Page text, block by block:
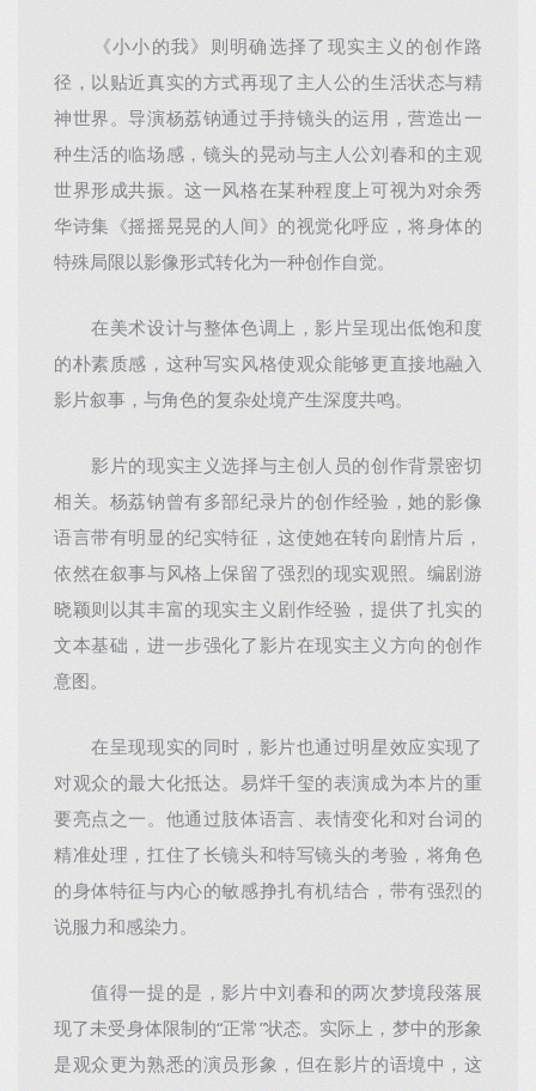
《小小的我》则明确选择了现实主义的创作路
径，以贴近真实的方式再现了主人公的生活状态与精
神世界。导演杨荔钠通过手持镜头的运用，营造出一
种生活的临场感，镜头的晃动与主人公刘春和的主观
世界形成共振。这一风格在某种程度上可视为对余秀
华诗集《摇摇晃晃的人间》的视觉化呼应，将身体的
特殊局限以影像形式转化为一种创作自觉。
在美术设计与整体色调上，影片呈现出低饱和度
的朴素质感，这种写实风格使观众能够更直接地融入
影片叙事，与角色的复杂处境产生深度共鸣。
影片的现实主义选择与主创人员的创作背景密切
相关。杨荔钠曾有多部纪录片的创作经验，她的影像
语言带有明显的纪实特征，这使她在转向剧情片后，
依然在叙事与风格上保留了强烈的现实观照。编剧游
晓颖则以其丰富的现实主义剧作经验，提供了扎实的
文本基础，进一步强化了影片在现实主义方向的创作
意图。
在呈现现实的同时，影片也通过明星效应实现了
对观众的最大化抵达。易烊千玺的表演成为本片的重
要亮点之一。他通过肢体语言、表情变化和对台词的
精准处理，扛住了长镜头和特写镜头的考验，将角色
的身体特征与内心的敏感挣扎有机结合，带有强烈的
说服力和感染力。
值得一提的是，影片中刘春和的两次梦境段落展
现了未受身体限制的“正常”状态。实际上，梦中的形象
是观众更为熟悉的演员形象，但在影片的语境中，这